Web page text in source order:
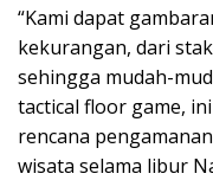
“Kami dapat
kekurangan, dari
sehingga mudah-
tactical floor game,
rencana
wisata selama libur